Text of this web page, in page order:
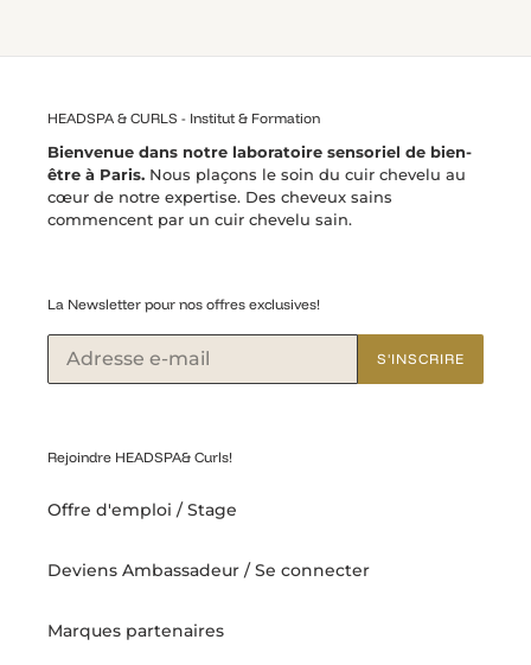
HEADSPA & CURLS - Institut & Formation
Bienvenue dans notre laboratoire sensoriel de bien-
être à Paris. Nous plaçons le soin du cuir chevelu au
cœur de notre expertise. Des cheveux sains
commencent par un cuir chevelu sain.
La Newsletter pour nos offres exclusives!
S'INSCRIRE
Rejoindre HEADSPA& Curls!
Offre d'emploi / Stage
Deviens Ambassadeur / Se connecter
Marques partenaires